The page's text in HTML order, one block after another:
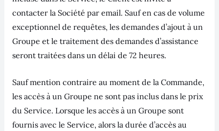
contacter la Société par email. Sauf en cas de volume
exceptionnel de requêtes, les demandes d’ajout à un
Groupe et le traitement des demandes d’assistance
seront traitées dans un délai de 72 heures.
Sauf mention contraire au moment de la Commande,
les accès à un Groupe ne sont pas inclus dans le prix
du Service. Lorsque les accès à un Groupe sont
fournis avec le Service, alors la durée d’accès au